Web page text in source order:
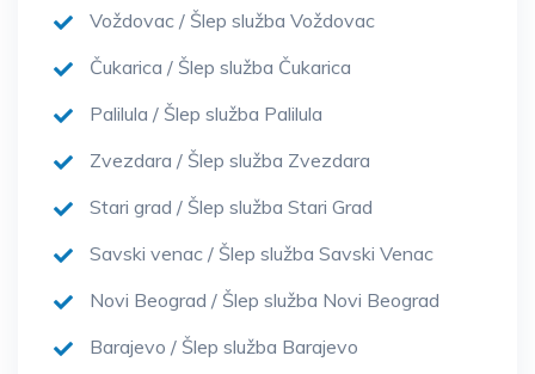
Voždovac / Šlep služba Voždovac
Čukarica / Šlep služba Čukarica
Palilula / Šlep služba Palilula
Zvezdara / Šlep služba Zvezdara
Stari grad / Šlep služba Stari Grad
Savski venac / Šlep služba Savski Venac
Novi Beograd / Šlep služba Novi Beograd
Barajevo / Šlep služba Barajevo